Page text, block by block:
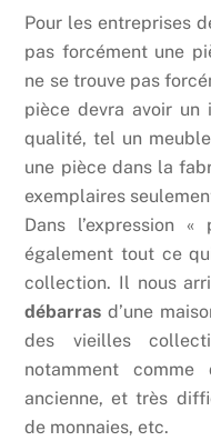
Pour les entreprises
pas forcément une
ne se trouve pas
pièce devra avoir un
qualité, tel un
une pièce dans la
exemplaires
Dans l’expression
également tout ce
collection. Il nous
débarras d’une
des vieilles
notamment
ancienne, et très
de monnaies, etc.